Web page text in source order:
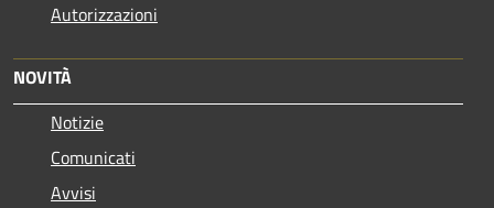
Autorizzazioni
NOVITÀ
Notizie
Comunicati
Avvisi